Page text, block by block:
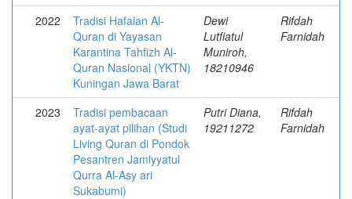
2022
Tradisi Hafalan Al-
Quran di Yayasan
Karantina Tahfizh Al-
Quran Nasional (YKTN)
Kuningan Jawa Barat
Dewi
Lutfiatul
Muniroh,
18210946
Rifdah
Farnidah
2023
Tradisi pembacaan
ayat-ayat pilihan (Studi
Living Quran di Pondok
Pesantren Jamiyyatul
Qurra Al-Asy ari
Sukabumi)
Putri Diana,
19211272
Rifdah
Farnidah